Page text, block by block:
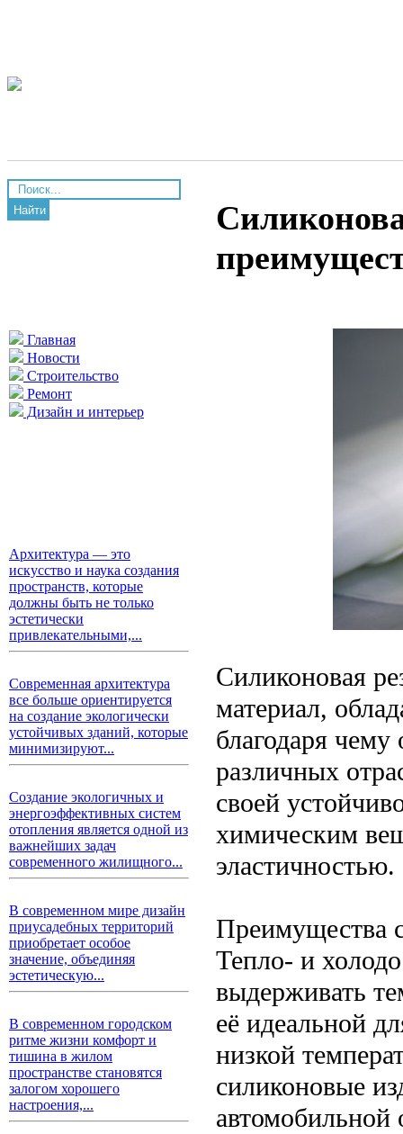
Найти
Главная
Новости
Строительство
Ремонт
Дизайн и интерьер
Архитектура — это
искусство и наука создания
пространств, которые
должны быть не только
эстетически
привлекательными,...
Современная архитектура
все больше ориентируется
на создание экологически
устойчивых зданий, которые
минимизируют...
Создание экологичных и
энергоэффективных систем
отопления является одной из
важнейших задач
современного жилищного...
В современном мире дизайн
приусадебных территорий
приобретает особое
значение, объединяя
эстетическую...
В современном городском
ритме жизни комфорт и
тишина в жилом
пространстве становятся
залогом хорошего
настроения,...
Силиконовая
материал,
благодаря
различных
своей
химическим
эластичностью.
Преимущества
Тепло- и
выдерживать
её идеальной
низкой
силиконовые
автомобильной